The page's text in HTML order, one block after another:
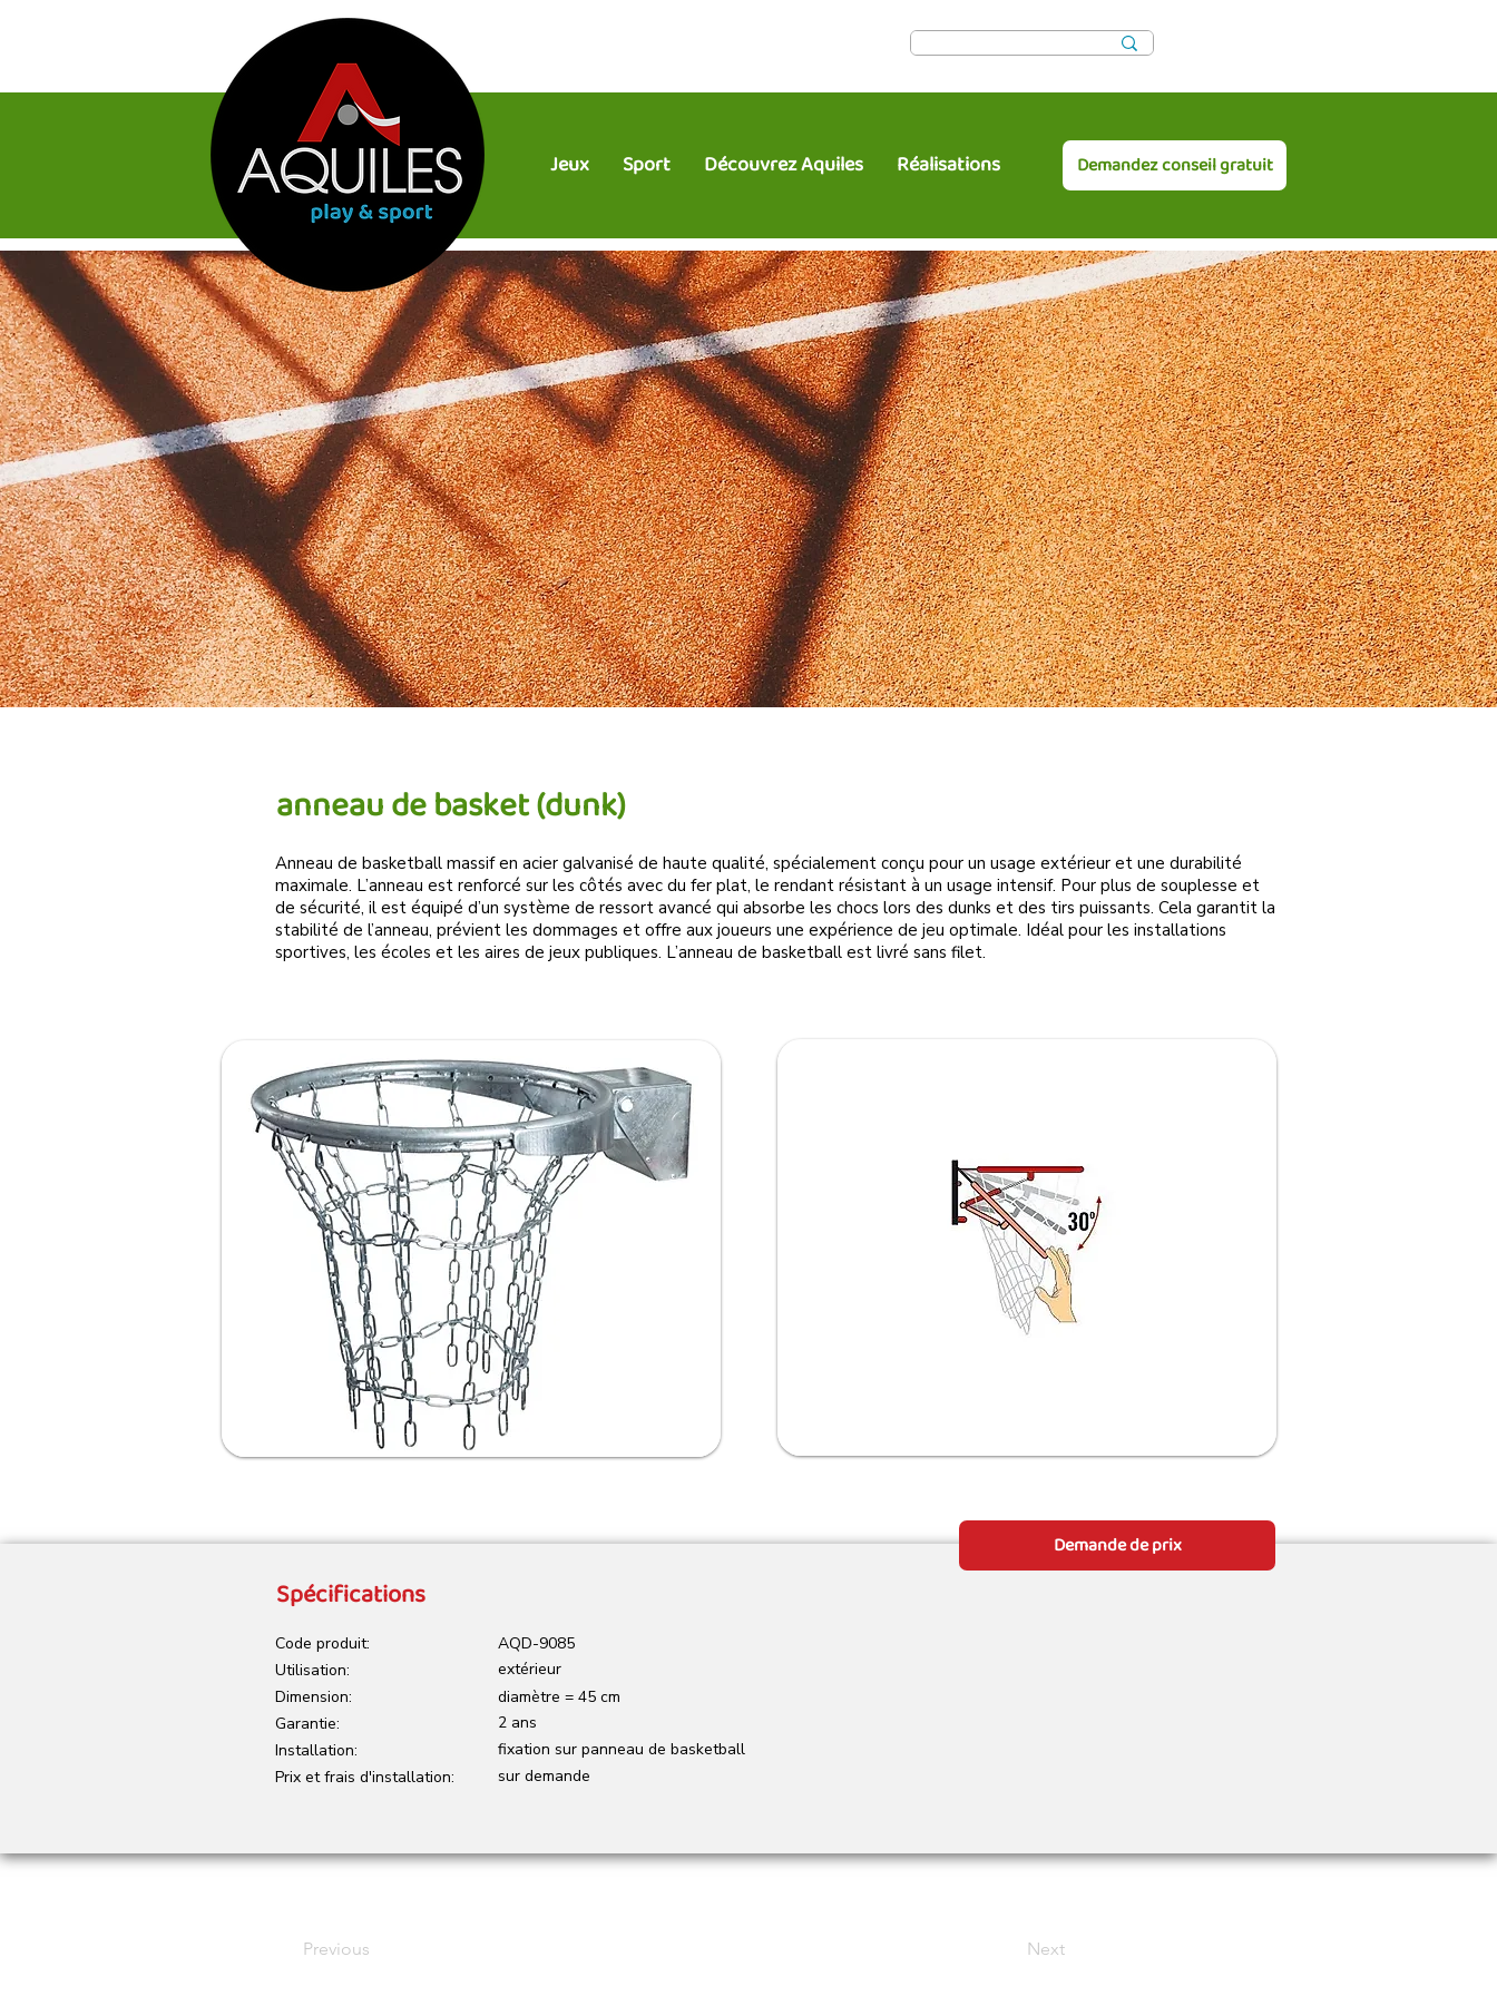
Jeux Sport Découvrez Aquiles Réalisations Demandez conseil gratuit
anneau de basket (dunk)
Anneau de basketball massif en acier galvanisé de haute qualité, spécialement conçu pour un usage extérieur et une durabilité
maximale. L’anneau est renforcé sur les côtés avec du fer plat, le rendant résistant à un usage intensif. Pour plus de souplesse et
de sécurité, il est équipé d’un système de ressort avancé qui absorbe les chocs lors des dunks et des tirs puissants. Cela garantit la
stabilité de l’anneau, prévient les dommages et offre aux joueurs une expérience de jeu optimale. Idéal pour les installations
sportives, les écoles et les aires de jeux publiques. L’anneau de basketball est livré sans filet.
Demande de prix
Spécifications
Code produit:
Utilisation:
Dimension:
Garantie:
Installation:
Prix et frais d'installation:
AQD-9085
extérieur
diamètre = 45 cm
2 ans
fixation sur panneau de basketball
sur demande
Previous Next